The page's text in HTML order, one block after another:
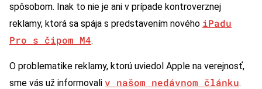
spôsobom. Inak to nie je ani v prípade kontroverznej
reklamy, ktorá sa spája s predstavením nového iPadu
Pro s čipom M4.
O problematike reklamy, ktorú uviedol Apple na verejnosť,
sme vás už informovali v našom nedávnom článku.